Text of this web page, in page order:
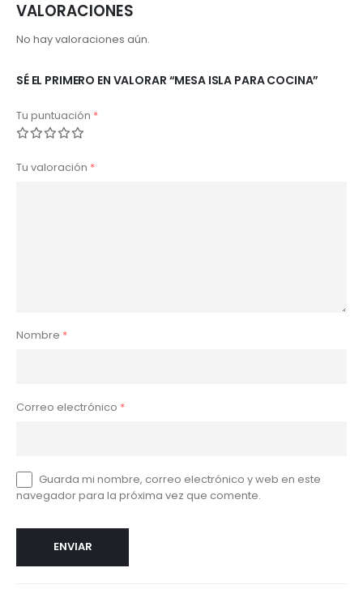
VALORACIONES
No hay valoraciones aún.
SÉ EL PRIMERO EN VALORAR “MESA ISLA PARA COCINA”
Tu puntuación *
Tu valoración *
Nombre *
Correo electrónico *
Guarda mi nombre, correo electrónico y web en este
navegador para la próxima vez que comente.